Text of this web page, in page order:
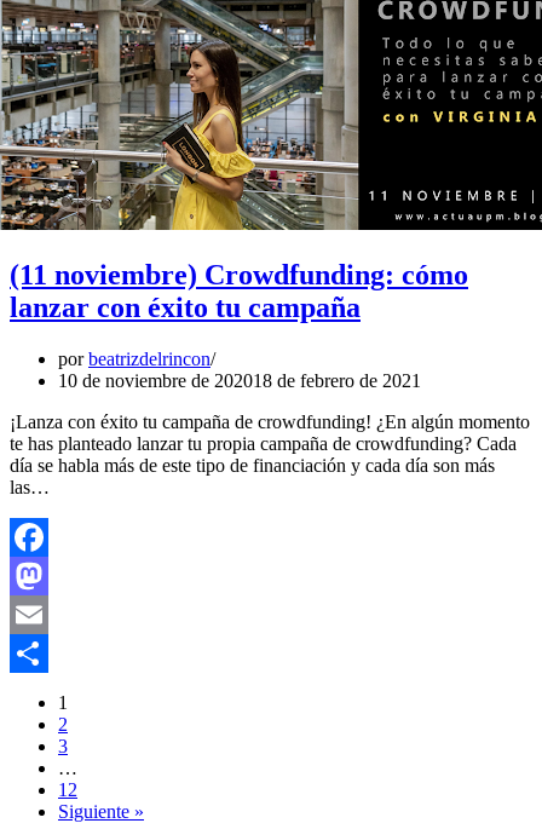
(11 noviembre) Crowdfunding: cómo
lanzar con éxito tu campaña
porbeatrizdelrincon
10 de noviembre de 202018 de febrero de 2021
¡Lanza con éxito tu campaña de crowdfunding! ¿En algún momento
te has planteado lanzar tu propia campaña de crowdfunding? Cada
día se habla más de este tipo de financiación y cada día son más
las…
Facebook
Mastodon
Email
Compartir
1
2
3
…
12
Siguiente »